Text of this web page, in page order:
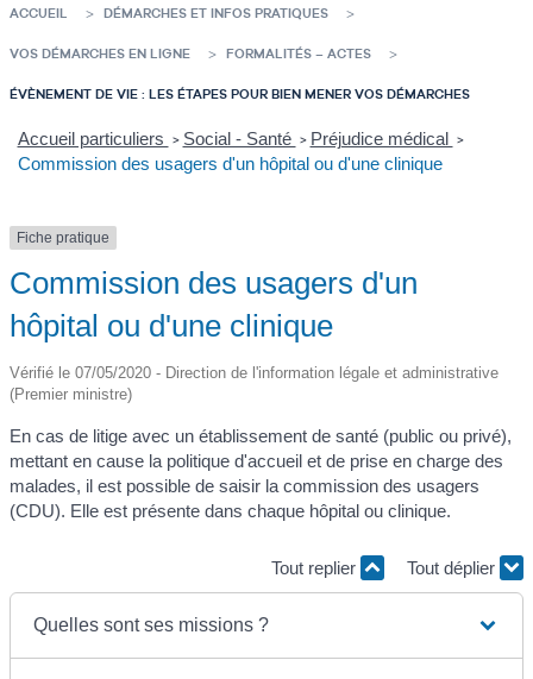
ACCUEIL DÉMARCHES ET INFOS PRATIQUES
VOS DÉMARCHES EN LIGNE FORMALITÉS – ACTES
ÉVÈNEMENT DE VIE : LES ÉTAPES POUR BIEN MENER VOS DÉMARCHES
Accueil particuliers > Social - Santé > Préjudice médical >
Commission des usagers d'un hôpital ou d'une clinique
Fiche pratique
Commission des usagers d'un
hôpital ou d'une clinique
Vérifié le 07/05/2020 - Direction de l'information légale et administrative
(Premier ministre)
En cas de litige avec un établissement de santé (public ou privé),
mettant en cause la politique d'accueil et de prise en charge des
malades, il est possible de saisir la commission des usagers
(CDU). Elle est présente dans chaque hôpital ou clinique.
Tout replier Tout déplier
Quelles sont ses missions ?